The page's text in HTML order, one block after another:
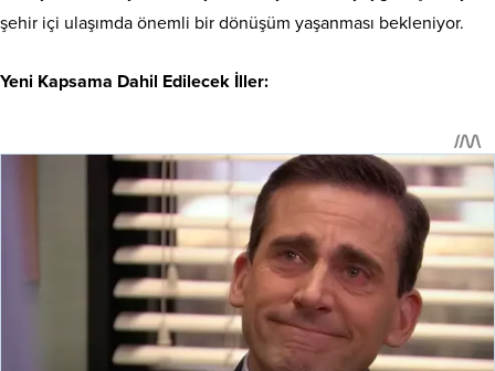
şehir içi ulaşımda önemli bir dönüşüm yaşanması bekleniyor.
Yeni Kapsama Dahil Edilecek İller: